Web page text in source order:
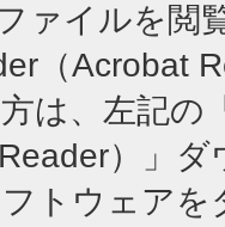
ァイルを閲
（Acrobat
は、左記の
）」
トウェア